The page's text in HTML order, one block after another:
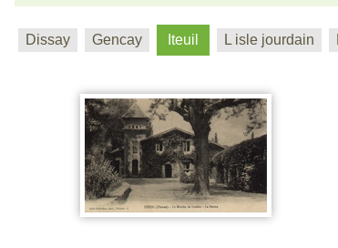
Dissay Gencay Iteuil L isle jourdain